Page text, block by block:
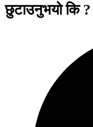
छुटाउनुभयो कि ?